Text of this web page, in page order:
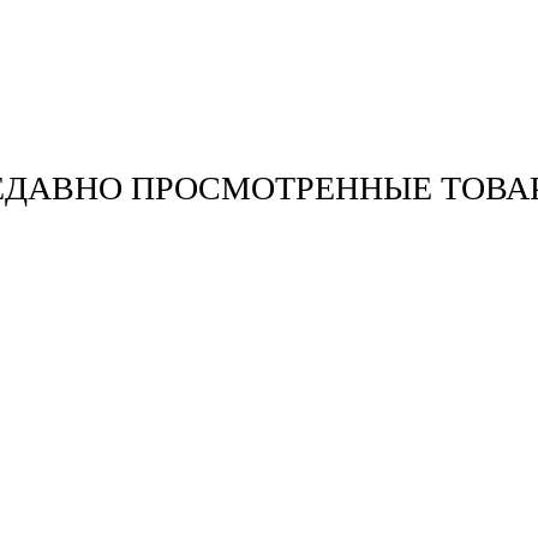
ПРОСМОТРЕННЫЕ